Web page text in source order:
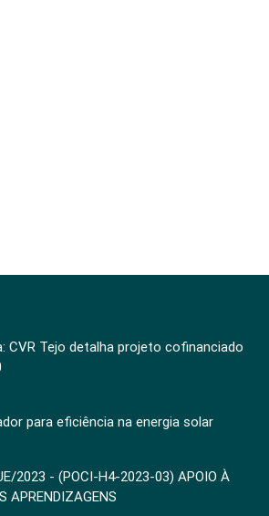
CVR Tejo detalha projeto cofinanciado
para eficiência na energia solar
2023 - (POCI-H4-2023-03) APOIO À
APRENDIZAGENS